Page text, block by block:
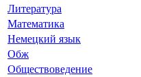
Литература
Математика
Немецкий язык
Обж
Обществоведение